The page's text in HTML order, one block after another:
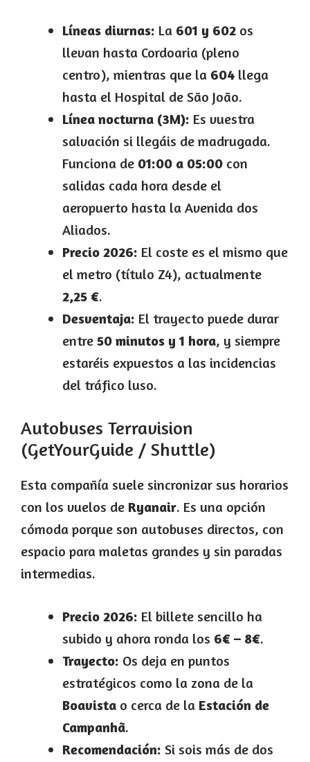
Líneas diurnas: La 601 y 602 os
llevan hasta Cordoaria (pleno
centro), mientras que la 604 llega
hasta el Hospital de São João.
Línea nocturna (3M): Es vuestra
salvación si llegáis de madrugada.
Funciona de 01:00 a 05:00 con
salidas cada hora desde el
aeropuerto hasta la Avenida dos
Aliados.
Precio 2026: El coste es el mismo que
el metro (título Z4), actualmente
2,25 €.
Desventaja: El trayecto puede durar
entre 50 minutos y 1 hora, y siempre
estaréis expuestos a las incidencias
del tráfico luso.
Autobuses Terravision
(GetYourGuide / Shuttle)
Esta compañía suele sincronizar sus horarios
con los vuelos de Ryanair. Es una opción
cómoda porque son autobuses directos, con
espacio para maletas grandes y sin paradas
intermedias.
Precio 2026: El billete sencillo ha
subido y ahora ronda los 6€ – 8€.
Trayecto: Os deja en puntos
estratégicos como la zona de la
Boavista o cerca de la Estación de
Campanhã.
Recomendación: Si sois más de dos